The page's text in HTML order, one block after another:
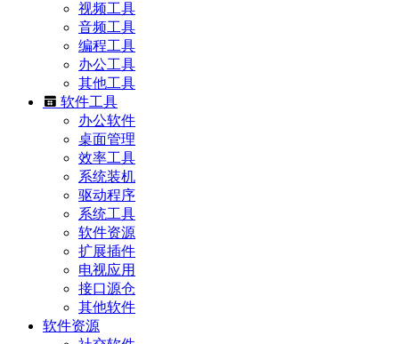
视频工具
音频工具
编程工具
办公工具
其他工具
软件工具
办公软件
桌面管理
效率工具
系统装机
驱动程序
系统工具
软件资源
扩展插件
电视应用
接口源仓
其他软件
软件资源